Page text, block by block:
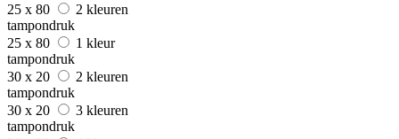
25 x 80
2 kleuren
tampondruk
25 x 80
1 kleur
tampondruk
30 x 20
2 kleuren
tampondruk
30 x 20
3 kleuren
tampondruk